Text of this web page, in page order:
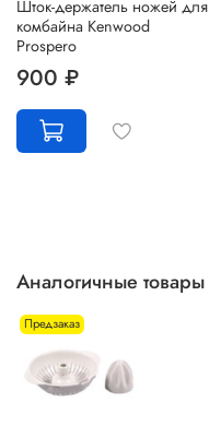
Шток-держатель ножей для
комбайна Kenwood
Prospero
900 ₽
Аналогичные товары
Предзаказ